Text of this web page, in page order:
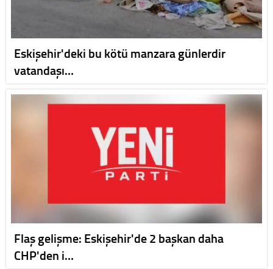
Eskişehir'deki bu kötü manzara günlerdir
vatandaşı…
Flaş gelişme: Eskişehir'de 2 başkan daha
CHP'den i…